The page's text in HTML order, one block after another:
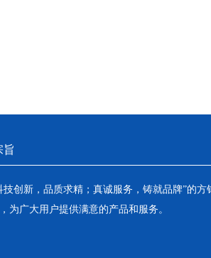
旨
技创新，品质求精；真诚服务，铸就品牌”的方
为广大用户提供满意的产品和服务。